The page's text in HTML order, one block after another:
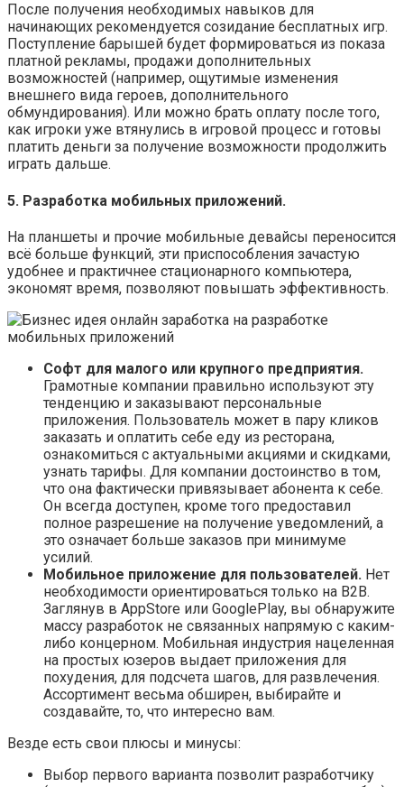
После получения необходимых навыков для
начинающих рекомендуется созидание бесплатных игр.
Поступление барышей будет формироваться из показа
платной рекламы, продажи дополнительных
возможностей (например, ощутимые изменения
внешнего вида героев, дополнительного
обмундирования). Или можно брать оплату после того,
как игроки уже втянулись в игровой процесс и готовы
платить деньги за получение возможности продолжить
играть дальше.
5. Разработка мобильных приложений.
На планшеты и прочие мобильные девайсы переносится
всё больше функций, эти приспособления зачастую
удобнее и практичнее стационарного компьютера,
экономят время, позволяют повышать эффективность.
Софт для малого или крупного предприятия.
Грамотные компании правильно используют эту
тенденцию и заказывают персональные
приложения. Пользователь может в пару кликов
заказать и оплатить себе еду из ресторана,
ознакомиться с актуальными акциями и скидками,
узнать тарифы. Для компании достоинство в том,
что она фактически привязывает абонента к себе.
Он всегда доступен, кроме того предоставил
полное разрешение на получение уведомлений, а
это означает больше заказов при минимуме
усилий.
Мобильное приложение для пользователей. Нет
необходимости ориентироваться только на B2B.
Заглянув в AppStore или GooglePlay, вы обнаружите
массу разработок не связанных напрямую с каким-
либо концерном. Мобильная индустрия нацеленная
на простых юзеров выдает приложения для
похудения, для подсчета шагов, для развлечения.
Ассортимент весьма обширен, выбирайте и
создавайте, то, что интересно вам.
Везде есть свои плюсы и минусы:
Выбор первого варианта позволит разработчику